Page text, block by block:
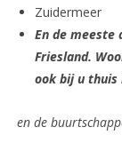
Zuidermeer
En de meeste
Friesland.
ook bij u
en de